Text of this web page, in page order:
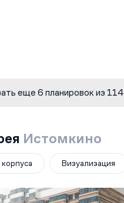
еще 6 планировок из 114
Истомкино
Визуализация